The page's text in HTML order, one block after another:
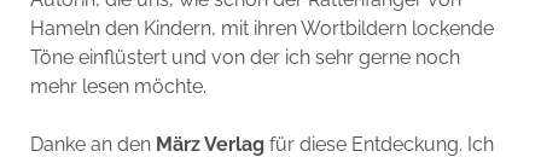
Hameln den Kindern, mit ihren Wortbildern lockende
Töne einflüstert und von der ich sehr gerne noch
mehr lesen möchte.
Danke an den März Verlagfür diese Entdeckung. Ich